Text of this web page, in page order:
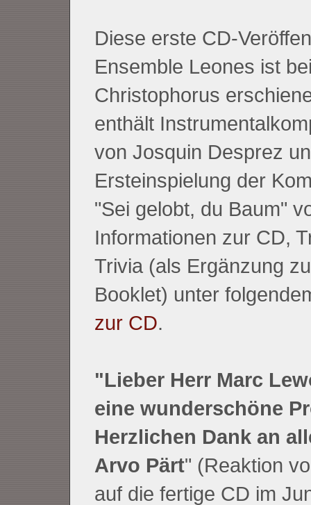
Diese erste CD-
Ensemble Leones ist
Christophorus
enthält
von Josquin Desprez
Ersteinspielung der
"Sei gelobt, du Baum"
Informationen zur CD,
Trivia (als Ergänzung
Booklet) unter
zur CD.
"Lieber Herr Marc
eine wunderschöne
Herzlichen Dank an
Arvo Pärt" (Reaktion
auf die fertige CD im